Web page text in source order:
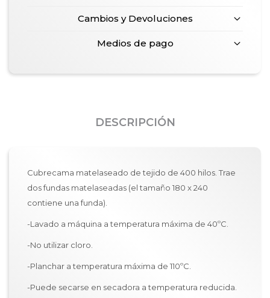
Cambios y Devoluciones
Medios de pago
DESCRIPCIÓN
Cubrecama matelaseado de tejido de 400 hilos. Trae
dos fundas matelaseadas (el tamaño 180 x 240
contiene una funda).
-Lavado a máquina a temperatura máxima de 40ºC.
-No utilizar cloro.
-Planchar a temperatura máxima de 110ºC.
-Puede secarse en secadora a temperatura reducida.